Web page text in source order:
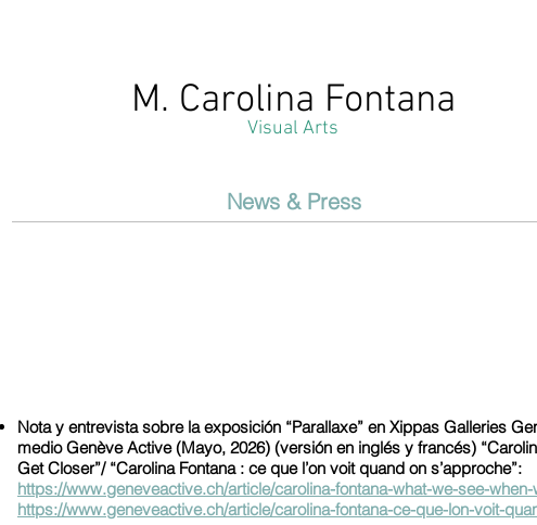
M. Carolina Fontana
Visual Arts
News & Press
Nota y entrevista sobre la exposición “Parallaxe” en Xippas Galleries
medio Genève Active (Mayo, 2026) (versión en inglés y francés)
Get Closer”/ “Carolina Fontana : ce que l’on voit quand on s’approche”:
https://www.geneveactive.ch/article/carolina-fontana-what-we-see-
https://www.geneveactive.ch/article/carolina-fontana-ce-que-lon-voit-